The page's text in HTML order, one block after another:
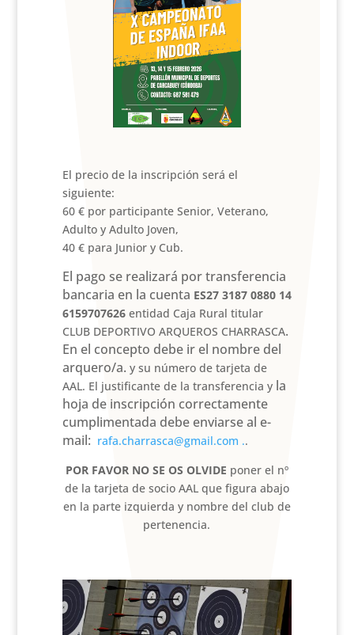
El precio de la inscripción será el
siguiente:
60 € por participante Senior, Veterano,
Adulto y Adulto Joven,
40 € para Junior y Cub.
El pago se realizará por transferencia
bancaria en la cuenta ES27 3187 0880 14
6159707626entidad Caja Rural titular
CLUB DEPORTIVO ARQUEROS CHARRASCA.
En el concepto debe ir el nombre del
arquero/a. y su número de tarjeta de
AAL. El justificante de la transferencia y la
hoja de inscripción correctamente
cumplimentada debe enviarse al e-
mail: rafa.charrasca@gmail.com ..
POR FAVOR NO SE OS OLVIDE poner el nº
de la tarjeta de socio AAL que figura abajo
en la parte izquierda y nombre del club de
pertenencia.